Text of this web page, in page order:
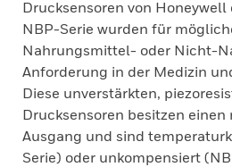
Drucksensoren von Honeywell
NBP-Serie wurden für
Nahrungsmittel- oder Nicht-
Anforderung in der Medizin
Diese unverstärkten,
Drucksensoren besitzen
Ausgang und sind
Serie) oder unkompensiert